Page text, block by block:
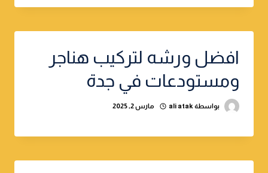
افضل ورشه لتركيب هناجر
ومستودعات في جدة
بواسطة ali atak مارس 2, 2025